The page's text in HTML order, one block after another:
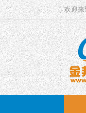
欢迎